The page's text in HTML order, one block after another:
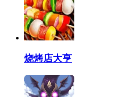
烧烤店大亨